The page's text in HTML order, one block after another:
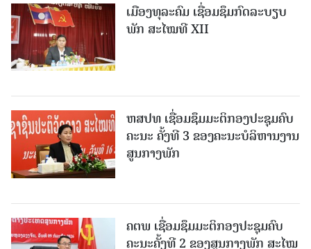
ເມືອງທຸລະຄົມ ເຊື່ອມຊຶມກົດລະບຽບ
ພັກ ສະໄໝທີ XII
ຫສປທ ເຊື່ອມຊຶມມະຕິກອງປະຊຸມຄົບ
ຄະນະ ຄັ້ງທີ 3 ຂອງຄະນະບໍລິຫານງານ
ສູນກາງພັກ
ຄຕພ ເຊື່ອມຊຶມມະຕິກອງປະຊຸມຄົບ
ຄະນະຄັ້ງທີ 2 ຂອງສູນກາງພັກ ສະໄໝ